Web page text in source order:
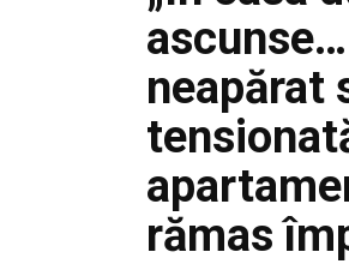
neapărat
rămas